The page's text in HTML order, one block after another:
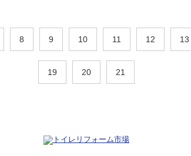
8 9 10 11 12 13
19 20 21